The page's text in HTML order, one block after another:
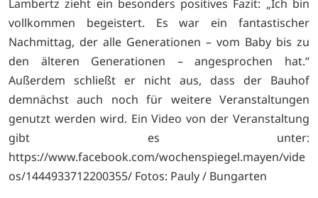
Lambertz zieht ein besonders positives Fazit: „Ich bin
vollkommen begeistert. Es war ein fantastischer
Nachmittag, der alle Generationen – vom Baby bis zu
den älteren Generationen – angesprochen hat.“
Außerdem schließt er nicht aus, dass der Bauhof
demnächst auch noch für weitere Veranstaltungen
genutzt werden wird. Ein Video von der Veranstaltung
gibt es unter:
https://www.facebook.com/wochenspiegel.mayen/vide
os/1444933712200355/ Fotos: Pauly / Bungarten